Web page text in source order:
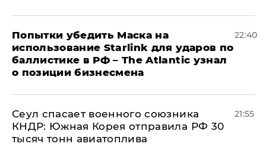
Попытки убедить Маска на
использование Starlink для ударов по
баллистике в РФ – The Atlantic узнал
о позиции бизнесмена
22:40
​Сеул спасает военного союзника
КНДР: Южная Корея отправила РФ 30
тысяч тонн авиатоплива
21:55